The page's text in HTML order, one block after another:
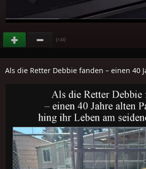
(+34)
Als die Retter Debbie fanden – einen 40